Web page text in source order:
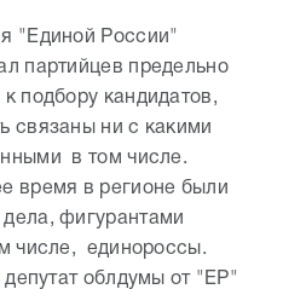
"Единой России"
партийцев предельно
подбору кандидатов,
связаны ни с какими
в том числе.
время в регионе были
фигурантами
числе, единороссы.
облдумы от "ЕР"